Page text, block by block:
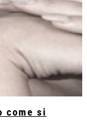
come si